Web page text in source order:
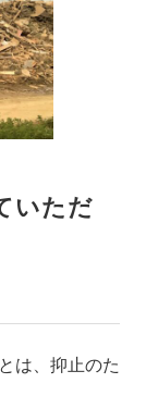
いただ
は、抑止のた